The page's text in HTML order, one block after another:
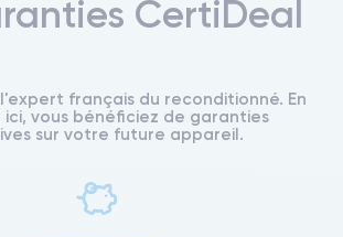
CertiDeal
français du reconditionné. En
vous bénéficiez de garanties
sur votre future appareil.